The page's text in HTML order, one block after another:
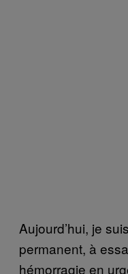
Aujourd’hui, je
permanent, à
hémorragie en